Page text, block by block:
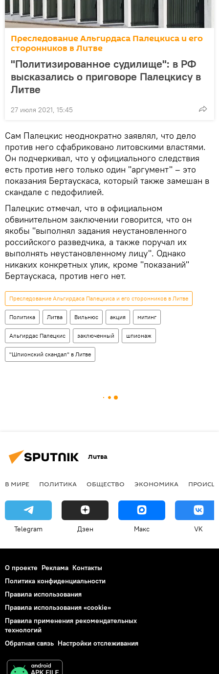
Преследование Альгирдаса Палецкиса и его
сторонников в Литве
"Политизированное судилище": в РФ
высказались о приговоре Палецкису в
Литве
27 июля 2021, 15:45
Сам Палецкис неоднократно заявлял, что дело
против него сфабриковано литовскими властями.
Он подчеркивал, что у официального следствия
есть против него только один "аргумент" – это
показания Бертаускаса, который также замешан в
скандале с педофилией.
Палецкис отмечал, что в официальном
обвинительном заключении говорится, что он
якобы "выполнял задания неустановленного
российского разведчика, а также поручал их
выполнять неустановленному лицу". Однако
никаких конкретных улик, кроме "показаний"
Бертаускаса, против него нет.
Преследование Альгирдаса Палецкиса и его сторонников в Литве
Политика Литва Вильнюс акция митинг
Альгирдас Палецкис заключенный шпионаж
"Шпионский скандал" в Литве
Литва
В МИРЕ ПОЛИТИКА ОБЩЕСТВО ЭКОНОМИКА
Telegram Дзен Макс VK
О проекте Реклама Контакты
Политика конфиденциальности
Правила использования
Правила использования «cookie»
Правила применения рекомендательных
технологий
Обратная связь Настройки отслеживания